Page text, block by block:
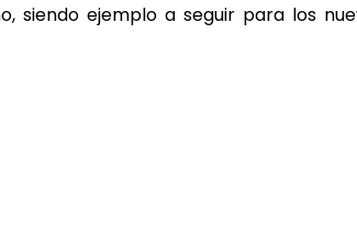
siendo ejemplo a seguir para los